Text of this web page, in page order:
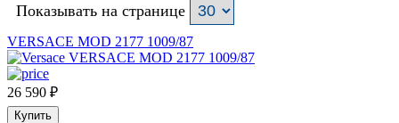
Показывать на странице
VERSACE MOD 2177 1009/87
26 590 ₽
Купить